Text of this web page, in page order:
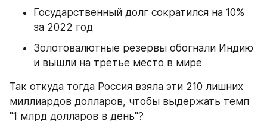
Государственный долг сократился на 10%
за 2022 год
Золотовалютные резервы обогнали Индию
и вышли на третье место в мире
Так откуда тогда Россия взяла эти 210 лишних
миллиардов долларов, чтобы выдержать темп
"1 млрд долларов в день"?